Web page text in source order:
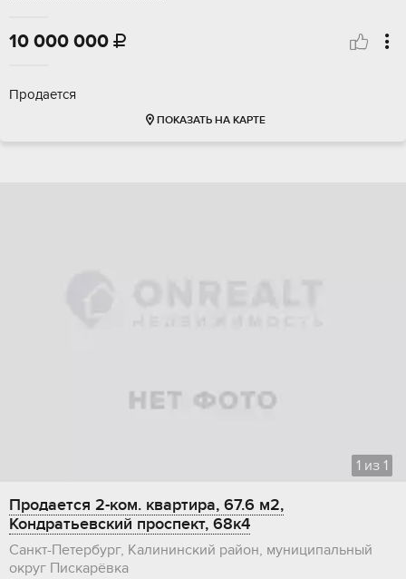
10 000 000 
Продается
ПОКАЗАТЬ НА КАРТЕ
1 из 1
Продается 2-ком. квартира, 67.6 м2,
Кондратьевский проспект, 68к4
Санкт-Петербург, Калининский район, муниципальный
округ Пискарёвка